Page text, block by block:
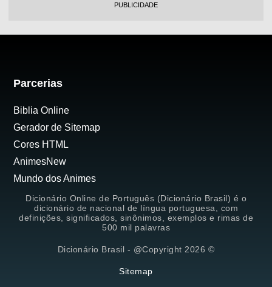
PUBLICIDADE
Parcerias
Biblia Online
Gerador de Sitemap
Cores HTML
AnimesNew
Mundo dos Animes
Dicionário Online de Português (Dicionário Brasil) é o
dicionário de nacional de língua portuguesa, com
definições, significados, sinônimos, exemplos e rimas de
500 mil palavras
Dicionário Brasil - @Copyright 2026 ©
Sitemap